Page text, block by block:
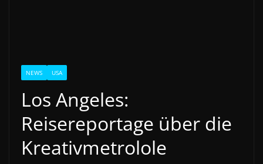
NEWS USA
Los Angeles:
Reisereportage über die
Kreativmetrolole